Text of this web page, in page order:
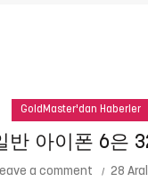
GoldMaster'dan Haberler
반 아이폰 6은
a comment 28